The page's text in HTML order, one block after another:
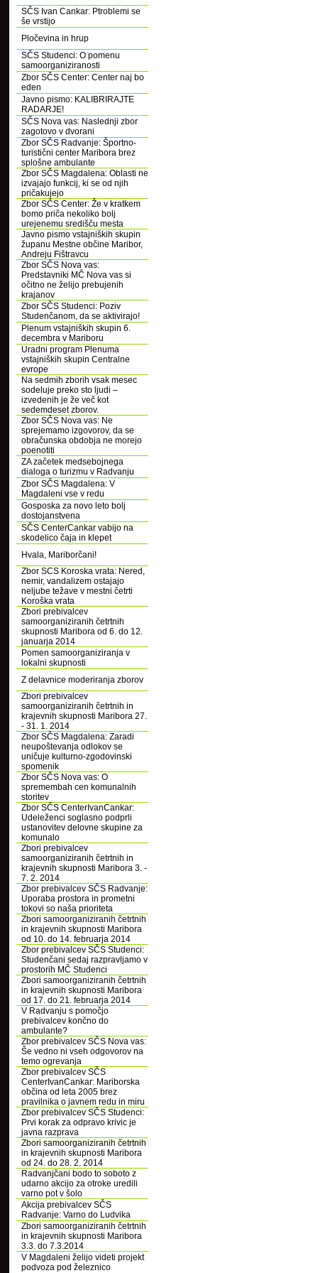
SČS Ivan Cankar: Ptroblemi se
še vrstijo
Pločevina in hrup
SČS Studenci: O pomenu
samoorganiziranosti
Zbor SČS Center: Center naj bo
eden
Javno pismo: KALIBRIRAJTE
RADARJE!
SČS Nova vas: Naslednji zbor
zagotovo v dvorani
Zbor SČS Radvanje: Športno-
turistični center Maribora brez
splošne ambulante
Zbor SČS Magdalena: Oblasti ne
izvajajo funkcij, ki se od njih
pričakujejo
Zbor SČS Center: Že v kratkem
bomo priča nekoliko bolj
urejenemu središču mesta
Javno pismo vstajniških skupin
županu Mestne občine Maribor,
Andreju Fištravcu
Zbor SČS Nova vas:
Predstavniki MČ Nova vas si
očitno ne želijo prebujenih
krajanov
Zbor SČS Studenci: Poziv
Studenčanom, da se aktivirajo!
Plenum vstajniških skupin 6.
decembra v Mariboru
Uradni program Plenuma
vstajniških skupin Centralne
evrope
Na sedmih zborih vsak mesec
sodeluje preko sto ljudi –
izvedenih je že več kot
sedemdeset zborov.
Zbor SČS Nova vas: Ne
sprejemamo izgovorov, da se
obračunska obdobja ne morejo
poenotiti
ZA začetek medsebojnega
dialoga o turizmu v Radvanju
Zbor SČS Magdalena: V
Magdaleni vse v redu
Gosposka za novo leto bolj
dostojanstvena
SČS CenterCankar vabijo na
skodelico čaja in klepet
Hvala, Mariborčani!
Zbor SCS Koroska vrata: Nered,
nemir, vandalizem ostajajo
neljube težave v mestni četrti
Koroška vrata
Zbori prebivalcev
samoorganiziranih četrtnih
skupnosti Maribora od 6. do 12.
januarja 2014
Pomen samoorganiziranja v
lokalni skupnosti
Z delavnice moderiranja zborov
Zbori prebivalcev
samoorganiziranih četrtnih in
krajevnih skupnosti Maribora 27.
- 31. 1. 2014
Zbor SČS Magdalena: Zaradi
neupoštevanja odlokov se
uničuje kulturno-zgodovinski
spomenik
Zbor SČS Nova vas: O
spremembah cen komunalnih
storitev
Zbor SČS CenterIvanCankar:
Udeleženci soglasno podprli
ustanovitev delovne skupine za
komunalo
Zbori prebivalcev
samoorganiziranih četrtnih in
krajevnih skupnosti Maribora 3. -
7. 2. 2014
Zbor prebivalcev SČS Radvanje:
Uporaba prostora in prometni
tokovi so naša prioriteta
Zbori samoorganiziranih četrtnih
in krajevnih skupnosti Maribora
od 10. do 14. februarja 2014
Zbor prebivalcev SČS Studenci:
Studenčani sedaj razpravljamo v
prostorih MČ Studenci
Zbori samoorganiziranih četrtnih
in krajevnih skupnosti Maribora
od 17. do 21. februarja 2014
V Radvanju s pomočjo
prebivalcev končno do
ambulante?
Zbor prebivalcev SČS Nova vas:
Še vedno ni vseh odgovorov na
temo ogrevanja
Zbor prebivalcev SČS
CenterIvanCankar: Mariborska
občina od leta 2005 brez
pravilnika o javnem redu in miru
Zbor prebivalcev SČS Studenci:
Prvi korak za odpravo krivic je
javna razprava
Zbori samoorganiziranih četrtnih
in krajevnih skupnosti Maribora
od 24. do 28. 2. 2014
Radvanjčani bodo to soboto z
udarno akcijo za otroke uredili
varno pot v šolo
Akcija prebivalcev SČS
Radvanje: Varno do Ludvika
Zbori samoorganiziranih četrtnih
in krajevnih skupnosti Maribora
3.3. do 7.3.2014
V Magdaleni želijo videti projekt
podvoza pod železnico